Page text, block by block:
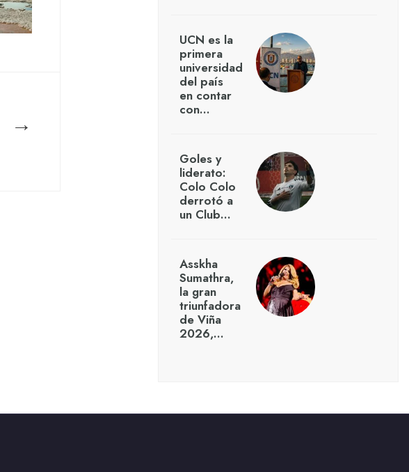
→
UCN es la
primera
universidad
del país
en contar
con…
Goles y
liderato:
Colo Colo
derrotó a
un Club…
Asskha
Sumathra,
la gran
triunfadora
de Viña
2026,…